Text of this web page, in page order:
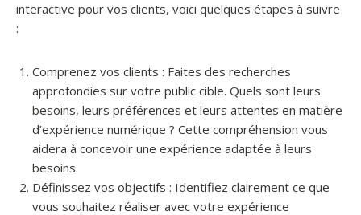
interactive pour vos clients, voici quelques étapes à suivre
:
Comprenez vos clients : Faites des recherches
approfondies sur votre public cible. Quels sont leurs
besoins, leurs préférences et leurs attentes en matière
d’expérience numérique ? Cette compréhension vous
aidera à concevoir une expérience adaptée à leurs
besoins.
Définissez vos objectifs : Identifiez clairement ce que
vous souhaitez réaliser avec votre expérience